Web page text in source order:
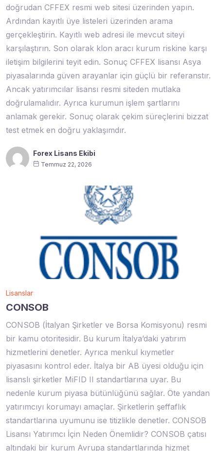
doğrudan CFFEX resmi web sitesi üzerinden yapın.
Ardından kayıtlı üye listeleri üzerinden arama
gerçekleştirin. Kayıtlı web adresi ile mevcut siteyi
karşılaştırın. Son olarak klon aracı kurum riskine karşı
iletişim bilgilerini teyit edin. Sonuç CFFEX lisansı Asya
piyasalarında güven arayanlar için güçlü bir referanstır.
Ancak yatırımcılar lisansı resmi siteden mutlaka
doğrulamalıdır. Ayrıca kurumun işlem şartlarını
anlamak gerekir. Sonuç olarak çekim süreçlerini bizzat
test etmek en doğru yaklaşımdır.
Forex Lisans Ekibi
Temmuz 22, 2026
Lisanslar
CONSOB
CONSOB (İtalyan Şirketler ve Borsa Komisyonu) resmi
bir kamu otoritesidir. Bu kurum İtalya’daki yatırım
hizmetlerini denetler. Ayrıca menkul kıymetler
piyasasını kontrol eder. İtalya bir AB üyesi olduğu için
lisanslı şirketler MiFID II standartlarına uyar. Bu
nedenle kurum piyasa bütünlüğünü sağlar. Öte yandan
yatırımcıyı korumayı amaçlar. Şirketlerin şeffaflık
standartlarına uyumunu ise titizlikle denetler. CONSOB
Lisansı Yatırımcı İçin Neden Önemlidir? CONSOB çatısı
altındaki bir kurum Avrupa standartlarında hizmet